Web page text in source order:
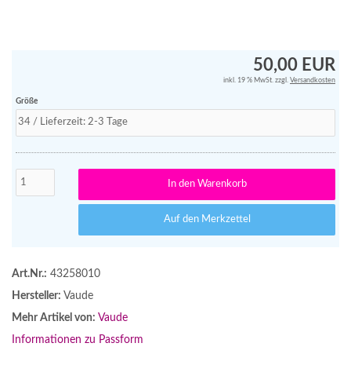
50,00 EUR
inkl. 19 % MwSt. zzgl. Versandkosten
Größe
In den Warenkorb
Auf den Merkzettel
Art.Nr.: 43258010
Hersteller: Vaude
Mehr Artikel von: Vaude
Informationen zu Passform